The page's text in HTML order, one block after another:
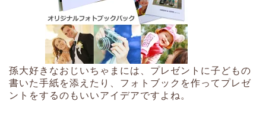
孫大好きなおじいちゃまには、プレゼントに子どもの
書いた手紙を添えたり、フォトブックを作ってプレゼ
ントをするのもいいアイデアですよね。